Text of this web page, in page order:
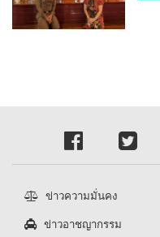
ข่าวความมั่นคง
ข่าวอาชญากรรม